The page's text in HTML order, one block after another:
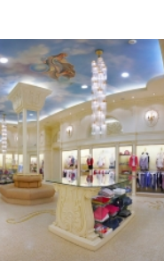
м2 Стоимость 53 200